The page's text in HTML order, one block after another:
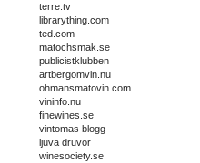
terre.tv
librarything.com
ted.com
matochsmak.se
publicistklubben
artbergomvin.nu
ohmansmatovin.com
vininfo.nu
finewines.se
vintomas blogg
ljuva druvor
winesociety.se